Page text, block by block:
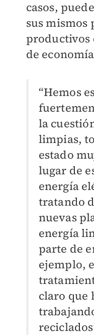
casos,
sus mismos
productivos
de
“Hemos
la
limpias,
estado
lugar de
energía
tratando
nuevas
energía
parte de
ejemplo,
claro que